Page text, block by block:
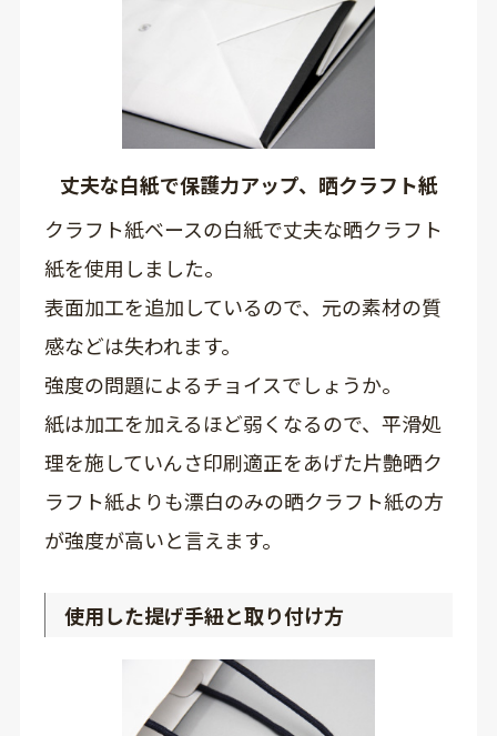
丈夫な白紙で保護力アップ、晒クラフト紙
クラフト紙ベースの白紙で丈夫な晒クラフト
紙を使用しました。
表面加工を追加しているので、元の素材の質
感などは失われます。
強度の問題によるチョイスでしょうか。
紙は加工を加えるほど弱くなるので、平滑処
理を施していんさ印刷適正をあげた片艶晒ク
ラフト紙よりも漂白のみの晒クラフト紙の方
が強度が高いと言えます。
使用した提げ手紐と取り付け方